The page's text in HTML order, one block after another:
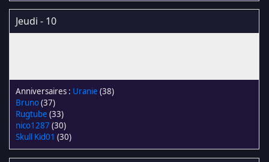
Jeudi - 10
Uranie (38)
Bruno(37)
Rugtube (33)
nico1287 (30)
Skull Kid01 (30)